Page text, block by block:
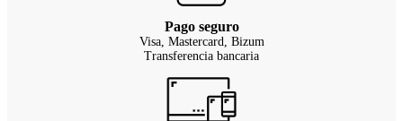
Pago seguro
Visa, Mastercard, Bizum
Transferencia bancaria